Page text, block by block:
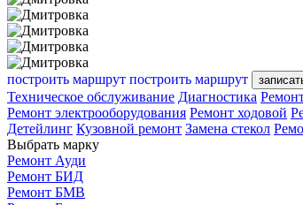
построить маршрут построить маршрут
Техническое обслуживание Диагностика
Ремонт электрооборудования Ремонт ходовой
Детейлинг Кузовной ремонт Замена стекол
Выбрать марку
Ремонт Ауди
Ремонт БИД
Ремонт БМВ